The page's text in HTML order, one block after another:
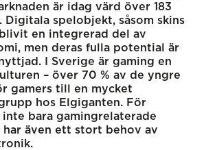
är idag värd över 183
Digitala spelobjekt, såsom skins
en integrerad del av
men deras fulla potential är
I Sverige är gaming en
– över 70 % av de yngre
gamers till en mycket
hos Elgiganten. För
inte bara gamingrelaterade
har även ett stort behov av